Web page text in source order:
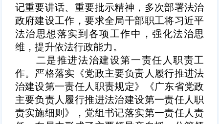
记重要讲话、重要批示精神，多次部署法治
政府建设工作，要求全局干部职工将习近平
法治思想落实到各项工作中，强化法治思
维，提升依法行政能力。
二是推进法治建设第一责任人职责工
作。 严格落实《党政主要负责人履行推进法
治建设第一责任人职责规定》《广东省党政
主要负责人履行推进法治建设第一责任人职
责实施细则》，党组书记落实第一责任人责